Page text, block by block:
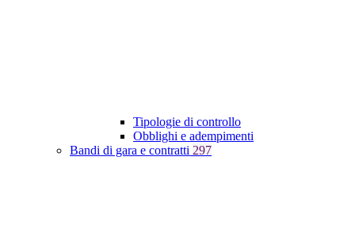
Tipologie di controllo
Obblighi e adempimenti
Bandi di gara e contratti 297